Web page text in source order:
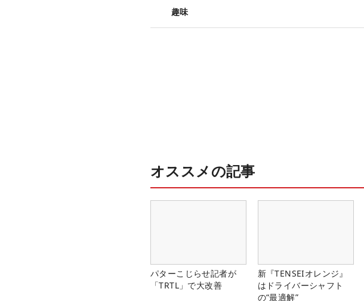
趣味
オススメの記事
パターこじらせ記者が
「TRTL」で大改善
新『TENSEIオレンジ』
はドライバーシャフト
の“最適解”